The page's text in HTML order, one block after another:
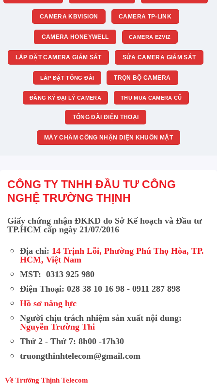
CAMERA KBVISION CAMERA TP-LINK
CAMERA HONEYWELL CAMERA EZVIZ
LẮP ĐẶT CAMERA GIÁM SÁT SỬA CAMERA GIÁM SÁT
LẮP ĐẶT TỔNG ĐÀI TRỌN BỘ CAMERA
ĐĂNG KÝ ĐẠI LÝ CAMERA THU MUA CAMERA CŨ
TỔNG ĐÀI ĐIỆN THOẠI
MÁY CHẤM CÔNG NHẬN DIỆN KHUÔN MẶT
CÔNG TY TNHH ĐẦU TƯ CÔNG
NGHỆ TRƯỜNG THỊNH
Giấy chứng nhận ĐKKD do Sở Kế hoạch và Đầu tư
TP.HCM cấp ngày 21/07/2016
Địa chỉ: 14 Trịnh Lỗi, Phường Phú Thọ Hòa, TP.
HCM, Việt Nam
MST: 0313 925 980
Điện Thoại: 028 38 10 16 98 - 0911 287 898
Hồ sơ năng lực
Người chịu trách nhiệm sản xuất nội dung:
Nguyễn Trường Thi
Thứ 2 - Thứ 7: 8h00 -17h30
truongthinhtelecom@gmail.com
Về Trường Thịnh Telecom